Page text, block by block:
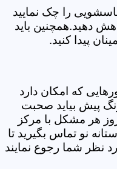
را چک نمایید
دهید.همچنین باید
پیدا کنید.
که امکان دارد
پیش بیاید صحبت
هر مشکل با مرکز
نو تماس بگیرید تا
نظر شما رجوع نمایند